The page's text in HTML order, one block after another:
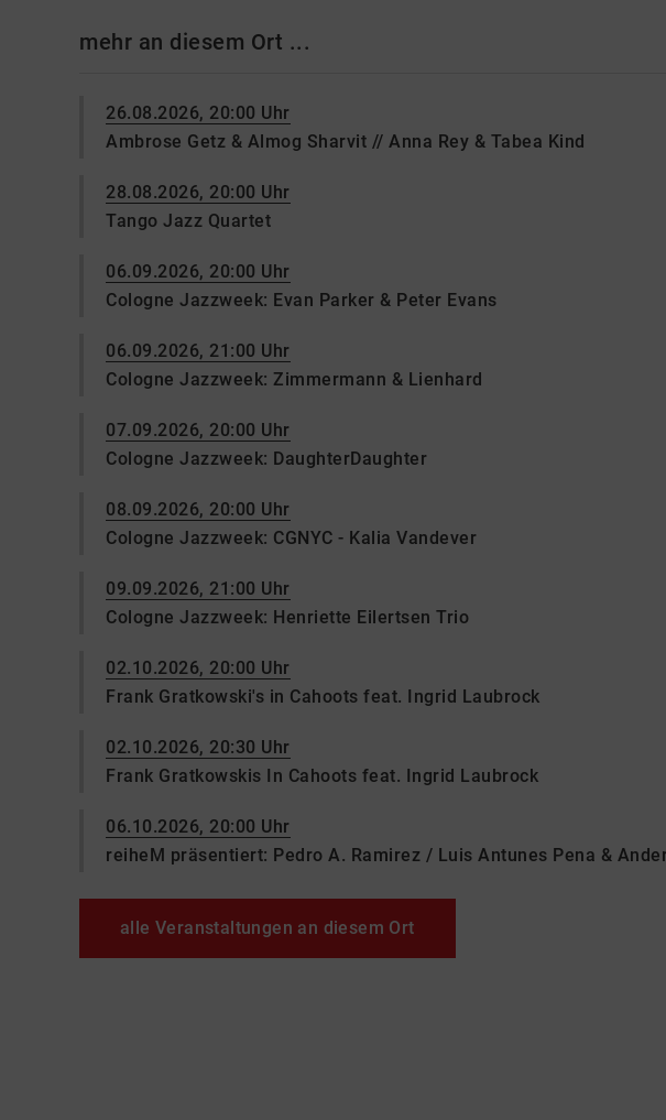
mehr an diesem Ort ...
26.08.2026, 20:00 Uhr
Ambrose Getz & Almog Sharvit // Anna Rey & Tabea Kind
28.08.2026, 20:00 Uhr
Tango Jazz Quartet
06.09.2026, 20:00 Uhr
Cologne Jazzweek: Evan Parker & Peter Evans
06.09.2026, 21:00 Uhr
Cologne Jazzweek: Zimmermann & Lienhard
07.09.2026, 20:00 Uhr
Cologne Jazzweek: DaughterDaughter
08.09.2026, 20:00 Uhr
Cologne Jazzweek: CGNYC - Kalia Vandever
09.09.2026, 21:00 Uhr
Cologne Jazzweek: Henriette Eilertsen Trio
02.10.2026, 20:00 Uhr
Frank Gratkowski's in Cahoots feat. Ingrid Laubrock
02.10.2026, 20:30 Uhr
Frank Gratkowskis In Cahoots feat. Ingrid Laubrock
06.10.2026, 20:00 Uhr
reiheM präsentiert: Pedro A. Ramirez / Luis Antunes Pena &
alle Veranstaltungen an diesem Ort